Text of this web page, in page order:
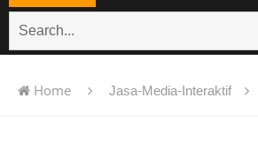
Home Jasa-Media-Interaktif